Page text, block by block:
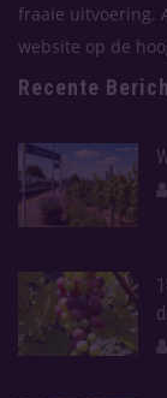
fraaie uitvoering.
website op de
Recente